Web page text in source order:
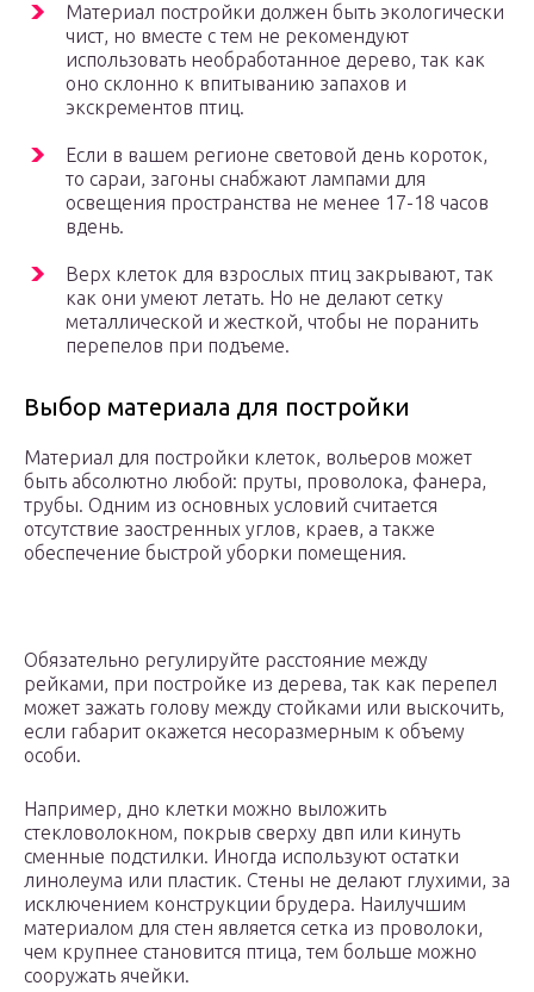
Материал постройки должен быть экологически
чист, но вместе с тем не рекомендуют
использовать необработанное дерево, так как
оно склонно к впитыванию запахов и
экскрементов птиц.
Если в вашем регионе световой день короток,
то сараи, загоны снабжают лампами для
освещения пространства не менее 17-18 часов
вдень.
Верх клеток для взрослых птиц закрывают, так
как они умеют летать. Но не делают сетку
металлической и жесткой, чтобы не поранить
перепелов при подъеме.
Выбор материала для постройки
Материал для постройки клеток, вольеров может
быть абсолютно любой: пруты, проволока, фанера,
трубы. Одним из основных условий считается
отсутствие заостренных углов, краев, а также
обеспечение быстрой уборки помещения.
Обязательно регулируйте расстояние между
рейками, при постройке из дерева, так как перепел
может зажать голову между стойками или выскочить,
если габарит окажется несоразмерным к объему
особи.
Например, дно клетки можно выложить
стекловолокном, покрыв сверху двп или кинуть
сменные подстилки. Иногда используют остатки
линолеума или пластик. Стены не делают глухими, за
исключением конструкции брудера. Наилучшим
материалом для стен является сетка из проволоки,
чем крупнее становится птица, тем больше можно
сооружать ячейки.